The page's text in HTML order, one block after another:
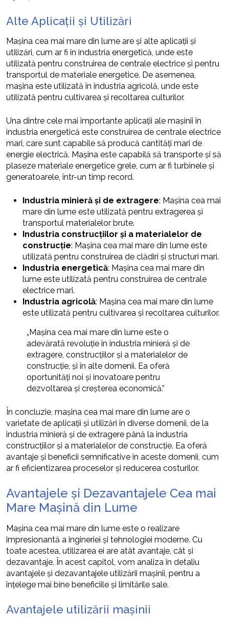
Alte Aplicații și Utilizări
Mașina cea mai mare din lume are și alte aplicații și
utilizări, cum ar fi în industria energetică, unde este
utilizată pentru construirea de centrale electrice și pentru
transportul de materiale energetice. De asemenea,
mașina este utilizată în industria agricolă, unde este
utilizată pentru cultivarea și recoltarea culturilor.
Una dintre cele mai importante aplicații ale mașinii în
industria energetică este construirea de centrale electrice
mari, care sunt capabile să producă cantități mari de
energie electrică. Mașina este capabilă să transporte și să
plaseze materiale energetice grele, cum ar fi turbinele și
generatoarele, într-un timp record.
Industria minieră și de extragere: Mașina cea mai
mare din lume este utilizată pentru extragerea și
transportul materialelor brute.
Industria construcțiilor și a materialelor de
construcție: Mașina cea mai mare din lume este
utilizată pentru construirea de clădiri și structuri mari.
Industria energetică: Mașina cea mai mare din
lume este utilizată pentru construirea de centrale
electrice mari.
Industria agricolă: Mașina cea mai mare din lume
este utilizată pentru cultivarea și recoltarea culturilor.
„Mașina cea mai mare din lume este o
adevărată revoluție în industria minieră și de
extragere, construcțiilor și a materialelor de
construcție, și în alte domenii. Ea oferă
oportunități noi și inovatoare pentru
dezvoltarea și creșterea economică.”
În concluzie, mașina cea mai mare din lume are o
varietate de aplicații și utilizări în diverse domenii, de la
industria minieră și de extragere până la industria
construcțiilor și a materialelor de construcție. Ea oferă
avantaje și beneficii semnificative în aceste domenii, cum
ar fi eficientizarea proceselor și reducerea costurilor.
Avantajele și Dezavantajele Cea mai
Mare Mașină din Lume
Mașina cea mai mare din lume este o realizare
impresionantă a ingineriei și tehnologiei moderne. Cu
toate acestea, utilizarea ei are atât avantaje, cât și
dezavantaje. În acest capitol, vom analiza în detaliu
avantajele și dezavantajele utilizării mașinii, pentru a
înțelege mai bine beneficiile și limitările sale.
Avantajele utilizării mașinii